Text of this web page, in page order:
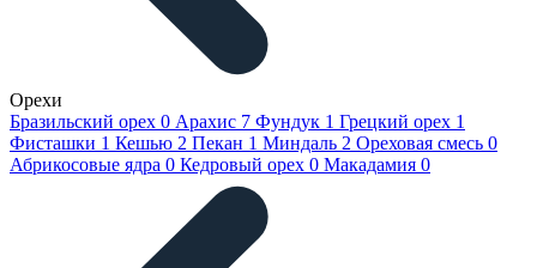
Орехи
Бразильский орех 0 Арахис 7 Фундук 1 Грецкий орех 1
Фисташки 1 Кешью 2 Пекан 1 Миндаль 2 Ореховая смесь 0
Абрикосовые ядра 0 Кедровый орех 0 Макадамия 0